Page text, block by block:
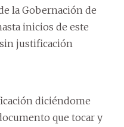
la Gobernación de
inicios de este
justificación
diciéndome
que tocar y